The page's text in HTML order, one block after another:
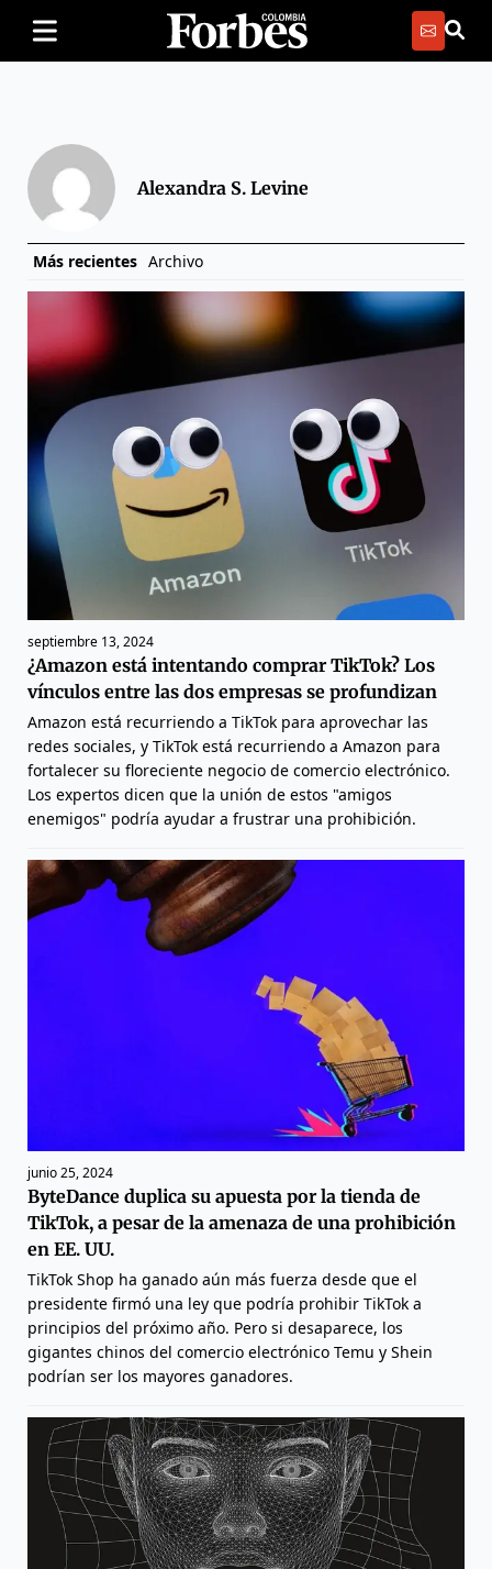
Alexandra S. Levine
Más recientes Archivo
septiembre 13, 2024
¿Amazon está intentando comprar TikTok? Los
vínculos entre las dos empresas se profundizan
Amazon está recurriendo a TikTok para aprovechar las
redes sociales, y TikTok está recurriendo a Amazon para
fortalecer su floreciente negocio de comercio electrónico.
Los expertos dicen que la unión de estos "amigos
enemigos" podría ayudar a frustrar una prohibición.
junio 25, 2024
ByteDance duplica su apuesta por la tienda de
TikTok, a pesar de la amenaza de una prohibición
en EE. UU.
TikTok Shop ha ganado aún más fuerza desde que el
presidente firmó una ley que podría prohibir TikTok a
principios del próximo año. Pero si desaparece, los
gigantes chinos del comercio electrónico Temu y Shein
podrían ser los mayores ganadores.